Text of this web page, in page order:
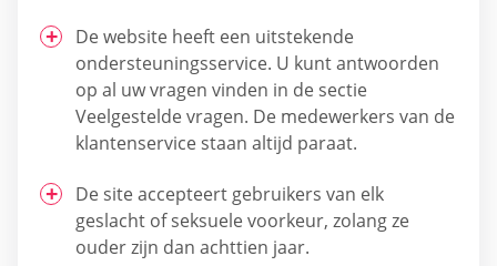
De website heeft een uitstekende
ondersteuningsservice. U kunt antwoorden
op al uw vragen vinden in de sectie
Veelgestelde vragen. De medewerkers van de
klantenservice staan altijd paraat.
De site accepteert gebruikers van elk
geslacht of seksuele voorkeur, zolang ze
ouder zijn dan achttien jaar.